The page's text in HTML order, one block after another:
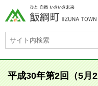
平成30年第2回（5